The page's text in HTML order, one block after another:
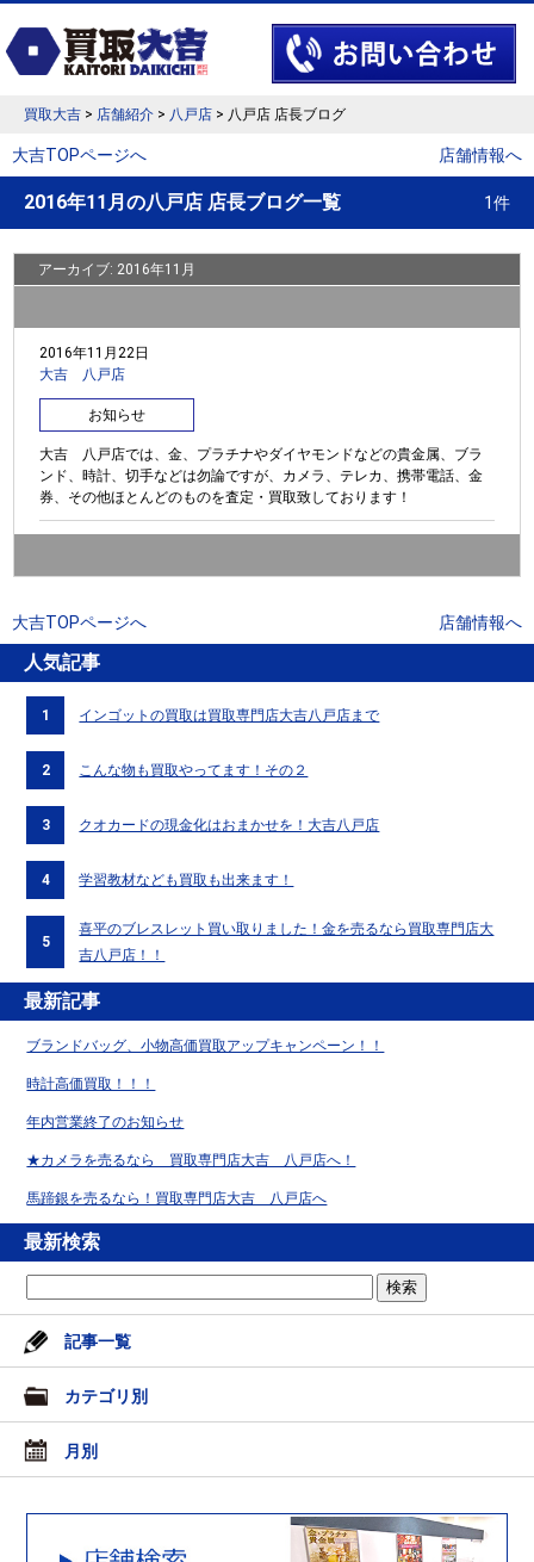
買取大吉 > 店舗紹介 > 八戸店 > 八戸店 店長ブログ
大吉TOPページへ 店舗情報へ
2016年11月の八戸店 店長ブログ一覧 1件
アーカイブ: 2016年11月
2016年11月22日
大吉 八戸店
お知らせ
大吉 八戸店では、金、プラチナやダイヤモンドなどの貴金属、ブラ
ンド、時計、切手などは勿論ですが、カメラ、テレカ、携帯電話、金
券、その他ほとんどのものを査定・買取致しております！
大吉TOPページへ 店舗情報へ
人気記事
1 インゴットの買取は買取専門店大吉八戸店まで
2 こんな物も買取やってます！その２
3 クオカードの現金化はおまかせを！大吉八戸店
4 学習教材なども買取も出来ます！
5
喜平のブレスレット買い取りました！金を売るなら買取専門店大
吉八戸店！！
最新記事
ブランドバッグ、小物高価買取アップキャンペーン！！
時計高価買取！！！
年内営業終了のお知らせ
★カメラを売るなら 買取専門店大吉 八戸店へ！
馬蹄銀を売るなら！買取専門店大吉 八戸店へ
最新検索
記事一覧
カテゴリ別
月別